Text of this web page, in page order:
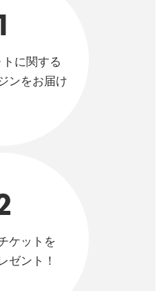
に関する
ンをお届け
ケットを
ゼント！